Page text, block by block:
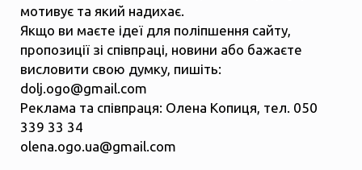
мотивує та який надихає.
Якщо ви маєте ідеї для поліпшення сайту,
пропозиції зі співпраці, новини або бажаєте
висловити свою думку, пишіть:
dolj.ogo@gmail.com
Реклама та співпраця: Олена Копиця, тел. 050
339 33 34
olena.ogo.ua@gmail.com